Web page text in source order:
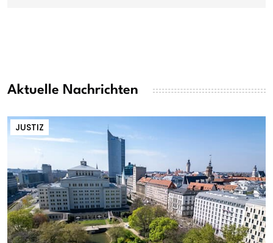
Aktuelle Nachrichten
JUSTIZ